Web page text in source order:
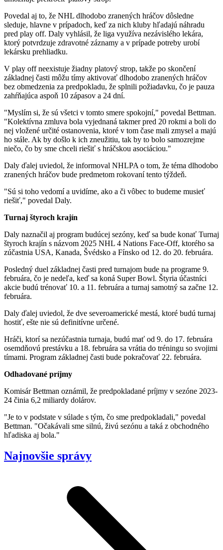
Povedal aj to, že NHL dlhodobo zranených hráčov dôsledne
sleduje, hlavne v prípadoch, keď za nich kluby hľadajú náhradu
pred play off. Daly vyhlásil, že liga využíva nezávislého lekára,
ktorý potvrdzuje zdravotné záznamy a v prípade potreby urobí
lekársku prehliadku.
V play off neexistuje žiadny platový strop, takže po skončení
základnej časti môžu tímy aktivovať dlhodobo zranených hráčov
bez obmedzenia za predpokladu, že splnili požiadavku, čo je pauza
zahŕňajúca aspoň 10 zápasov a 24 dní.
"Myslím si, že sú všetci v tomto smere spokojní," povedal Bettman.
"Kolektívna zmluva bola vyjednaná takmer pred 20 rokmi a boli do
nej vložené určité ostanovenia, ktoré v tom čase mali zmysel a majú
ho stále. Ak by došlo k ich zneužitiu, tak by to bolo samozrejme
niečo, čo by sme chceli riešiť s hráčskou asociáciou."
Daly ďalej uviedol, že informoval NHLPA o tom, že téma dlhodobo
zranených hráčov bude predmetom rokovaní tento týždeň.
"Sú si toho vedomí a uvidíme, ako a či vôbec to budeme musieť
riešiť," povedal Daly.
Turnaj štyroch krajín
Daly naznačil aj program budúcej sezóny, keď sa bude konať Turnaj
štyroch krajín s názvom 2025 NHL 4 Nations Face-Off, ktorého sa
zúčastnia USA, Kanada, Švédsko a Fínsko od 12. do 20. februára.
Posledný duel základnej časti pred turnajom bude na programe 9.
februára, čo je nedeľa, keď sa koná Super Bowl. Štyria účastníci
akcie budú trénovať 10. a 11. februára a turnaj samotný sa začne 12.
februára.
Daly ďalej uviedol, že dve severoamerické mestá, ktoré budú turnaj
hostiť, ešte nie sú definitívne určené.
Hráči, ktorí sa nezúčastnia turnaja, budú mať od 9. do 17. februára
osemdňovú prestávku a 18. februára sa vrátia do tréningu so svojimi
tímami. Program základnej časti bude pokračovať 22. februára.
Odhadované príjmy
Komisár Bettman oznámil, že predpokladané príjmy v sezóne 2023-
24 činia 6,2 miliardy dolárov.
"Je to v podstate v súlade s tým, čo sme predpokladali," povedal
Bettman. "Očakávali sme silnú, živú sezónu a taká z obchodného
hľadiska aj bola."
Najnovšie správy